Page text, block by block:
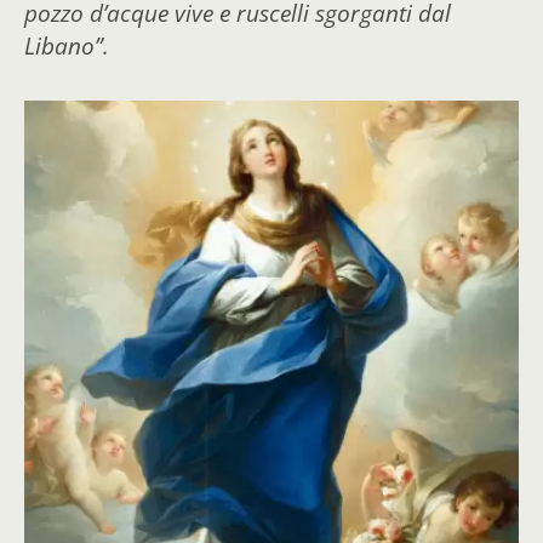
pozzo d’acque vive e ruscelli sgorganti dal
Libano”.